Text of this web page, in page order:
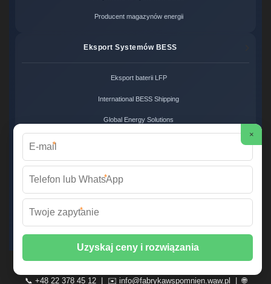
Producent magazynów energii
Eksport Systemów BESS
Eksport baterii LFP
International BESS Shipping
Global Energy Solutions
Systemy bezemisyjne cena
Wirtualna Elektrownia Polska ©
2026 Wszelkie prawa zastrzeżone. |
📞 +48 22 378 45 12 | ✉️ info@fabrykawspomnien.waw.pl | 🌐
×
*
*
*